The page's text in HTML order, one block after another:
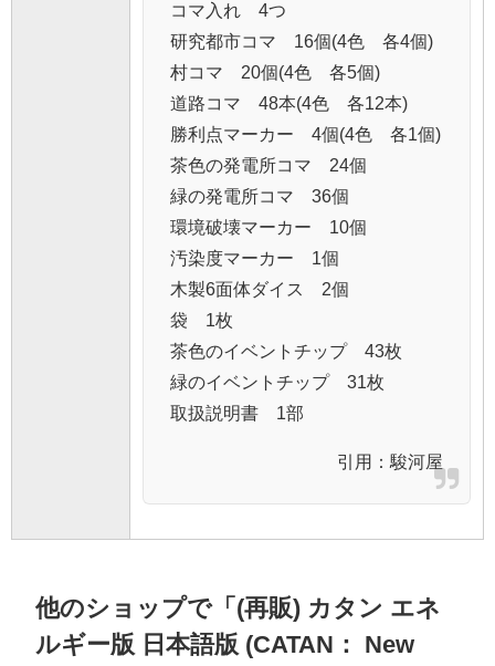
コマ入れ 4つ
研究都市コマ 16個(4色 各4個)
村コマ 20個(4色 各5個)
道路コマ 48本(4色 各12本)
勝利点マーカー 4個(4色 各1個)
茶色の発電所コマ 24個
緑の発電所コマ 36個
環境破壊マーカー 10個
汚染度マーカー 1個
木製6面体ダイス 2個
袋 1枚
茶色のイベントチップ 43枚
緑のイベントチップ 31枚
取扱説明書 1部
引用： 駿河屋
他のショップで「(再販) カタン エネ
ルギー版 日本語版 (CATAN： New